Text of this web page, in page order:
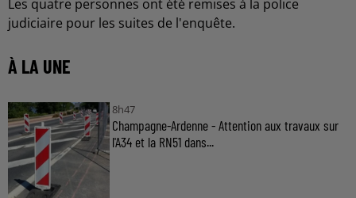
Les quatre personnes ont été remises à la police
judiciaire pour les suites de l'enquête.
À LA UNE
8h47
Champagne-Ardenne - Attention aux travaux sur
l'A34 et la RN51 dans...